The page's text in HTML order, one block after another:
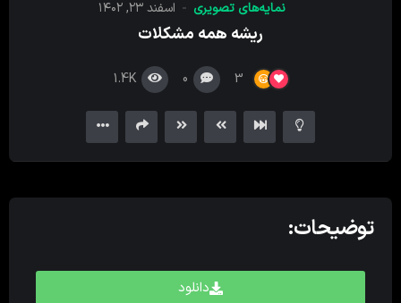
نمایه‌های تصویری اسفند ۲۳, ۱۴۰۲
ریشه همه مشکلات
3
0
1.4K
توضیحات:
دانلود